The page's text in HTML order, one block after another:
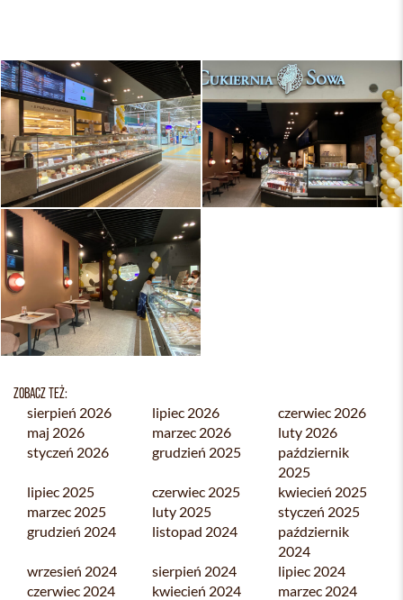
ZOBACZ TEŻ:
sierpień 2026 lipiec 2026
czerwiec 2026
maj 2026
marzec 2026
luty 2026
styczeń 2026
grudzień 2025
październik
2025
lipiec 2025
czerwiec 2025
kwiecień 2025
marzec 2025
luty 2025
styczeń 2025
grudzień 2024
listopad 2024
październik
2024
wrzesień 2024
sierpień 2024
lipiec 2024
czerwiec 2024
kwiecień 2024
marzec 2024